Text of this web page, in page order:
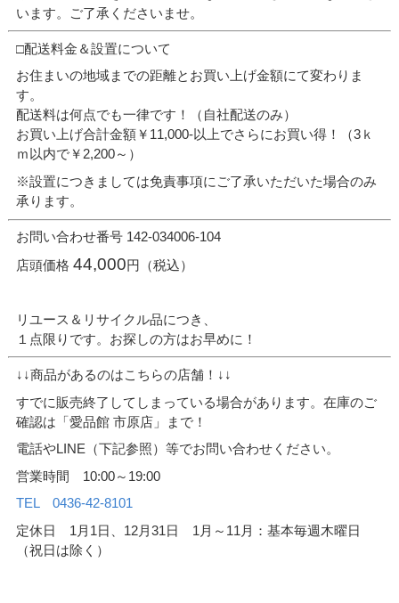
います。ご了承くださいませ。
□配送料金＆設置について
お住まいの地域までの距離とお買い上げ金額にて変わりま
す。
配送料は何点でも一律です！（自社配送のみ）
お買い上げ合計金額￥11,000-以上でさらにお買い得！（3ｋ
ｍ以内で￥2,200～）
※設置につきましては免責事項にご了承いただいた場合のみ
承ります。
お問い合わせ番号 142-034006-104
店頭価格44,000円（税込）
リユース＆リサイクル品につき、
１点限りです。お探しの方はお早めに！
↓↓商品があるのはこちらの店舗！↓↓
すでに販売終了してしまっている場合があります。在庫のご
確認は「愛品館 市原店」まで！
電話やLINE（下記参照）等でお問い合わせください。
営業時間 10:00～19:00
TEL 0436-42-8101
定休日 1月1日、12月31日 1月～11月：基本毎週木曜日
（祝日は除く）